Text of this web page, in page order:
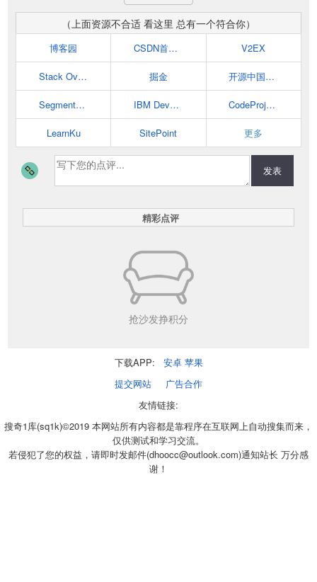
（上面资源不合适 看这里 总有一个符合你）
博客园 CSDN首页-全球最大中文IT社区 V2EX
Stack Overflow 掘金 开源中国社区
SegmentFault 思否 IBM Developer CodeProject
LearnKu SitePoint 更多
发表
精彩点评
抢沙发挣积分
下载APP: 安卓 苹果
提交网站
广告合作
友情链接:
搜奇1库(sq1k)©2019 本网站所有内容都是靠程序在互联网上自动搜集而来，
仅供测试和学习交流。
若侵犯了您的权益，请即时发邮件(dhoocc@outlook.com)通知站长 万分感
谢！